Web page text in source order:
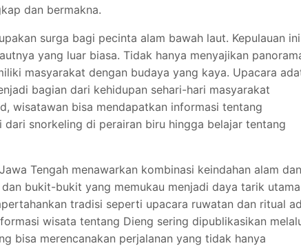
dan bermakna.
surga bagi pecinta alam bawah laut. Kepulauan ini
yang luar biasa. Tidak hanya menyajikan
masyarakat dengan budaya yang kaya. Upacara
bagian dari kehidupan sehari-hari masyarakat
wisatawan bisa mendapatkan informasi tentang
dari snorkeling di perairan biru hingga belajar tentang
Tengah menawarkan kombinasi keindahan alam dan
bukit-bukit yang memukau menjadi daya tarik
tradisi seperti upacara ruwatan dan ritual
wisata tentang Dieng sering dipublikasikan
bisa merencanakan perjalanan yang tidak hanya